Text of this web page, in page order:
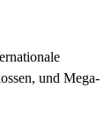
und Mega-